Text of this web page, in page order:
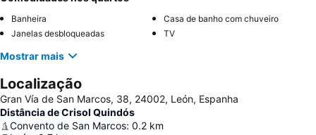
Banheira
Casa de banho com chuveiro
Janelas desbloqueadas
TV
Mostrar mais
Localização
Gran Vía de San Marcos, 38, 24002, León, Espanha
Distância de Crisol Quindós
Convento de San Marcos: 0.2 km